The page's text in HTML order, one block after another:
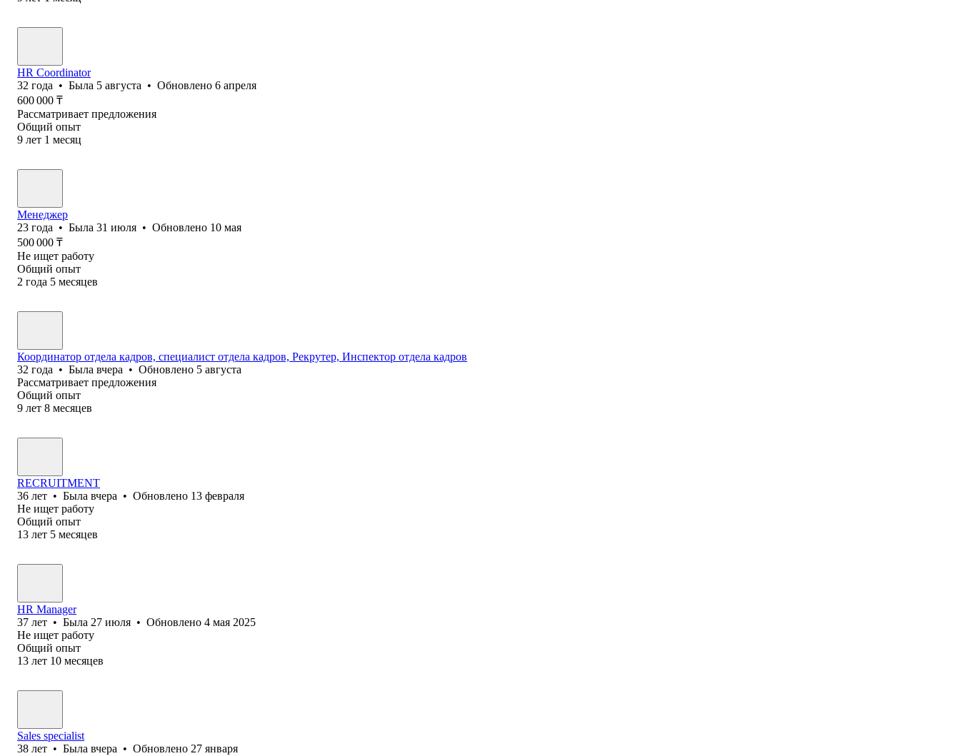
HR Coordinator
32 года • Была 5 августа • Обновлено 6 апреля
600 000 ₸
Рассматривает предложения
Общий опыт
9 лет 1 месяц
Менеджер
23 года • Была 31 июля • Обновлено 10 мая
500 000 ₸
Не ищет работу
Общий опыт
2 года 5 месяцев
Координатор отдела кадров, специалист отдела кадров, Рекрутер, Инспектор отдела кадров
32 года • Была вчера • Обновлено 5 августа
Рассматривает предложения
Общий опыт
9 лет 8 месяцев
RECRUITMENT
36 лет • Была вчера • Обновлено 13 февраля
Не ищет работу
Общий опыт
13 лет 5 месяцев
HR Manager
37 лет • Была 27 июля • Обновлено 4 мая 2025
Не ищет работу
Общий опыт
13 лет 10 месяцев
Sales specialist
38 лет • Была вчера • Обновлено 27 января